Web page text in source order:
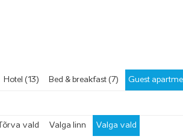
Hotel (13) Bed & breakfast (7) Guest
Tõrva vald Valga linn Valga vald